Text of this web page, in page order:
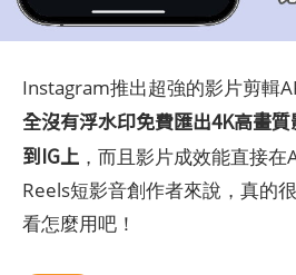
Instagram推出超強的影片剪輯
全沒有浮水印免費匯出4K高畫質
到IG上 ，而且影片成效能直接
Reels短影音創作者來說，真的
看怎麼用吧！